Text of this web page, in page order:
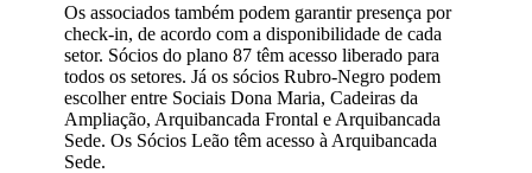
Os associados também podem garantir presença por
check-in, de acordo com a disponibilidade de cada
setor. Sócios do plano 87 têm acesso liberado para
todos os setores. Já os sócios Rubro-Negro podem
escolher entre Sociais Dona Maria, Cadeiras da
Ampliação, Arquibancada Frontal e Arquibancada
Sede. Os Sócios Leão têm acesso à Arquibancada
Sede.